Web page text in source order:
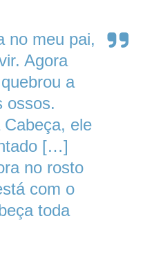
no meu pai,
Agora
a
ossos.
ele
[…]
no rosto
com o
toda